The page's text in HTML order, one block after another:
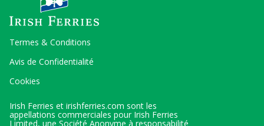
Termes & Conditions
Avis de Confidentialité
Cookies
Irish Ferries et irishferries.com sont les
appellations commerciales pour Irish Ferries
Limited, une Société Anonyme à responsabilité